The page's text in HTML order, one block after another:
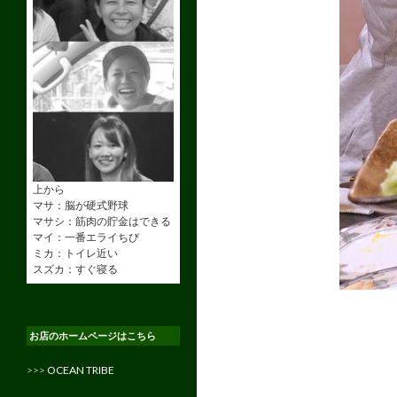
上から
マサ：脳が硬式野球
マサシ：筋肉の貯金はできる
マイ：一番エライちび
ミカ：トイレ近い
スズカ：すぐ寝る
お店のホームページはこちら
>>> OCEAN TRIBE